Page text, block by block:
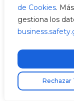
de Cookies.
gestiona los
Rechazar
Muchas
Responder
V2C
julio